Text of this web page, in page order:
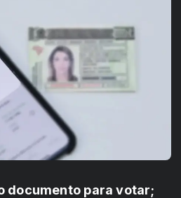
documento para votar;